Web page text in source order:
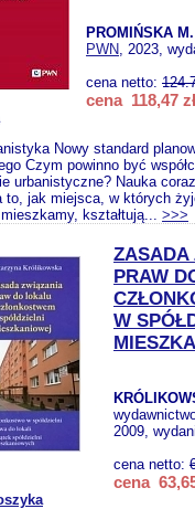
PROMIŃSKA M.
PWN, 2023,
cena netto:
cena 118,47 zł
Nowy standard
Czym powinno być
urbanistyczne? Nauka
to, jak miejsca, w których
kształtują... >>>
ZASADA
PRAW
W
2009,
cena netto:
cena